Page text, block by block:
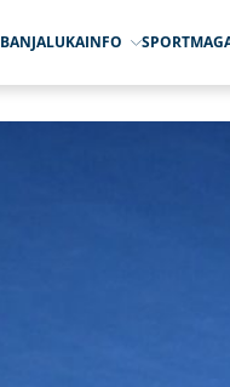
BANJALUKAINFO SPORT